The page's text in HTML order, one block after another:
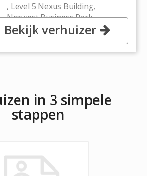
, Level 5 Nexus Building,
Norwest Business Park,
Columbia Court, 2153 Baulkham
Hills, NSW
Bekijk verhuizer
in 3 simpele
stappen